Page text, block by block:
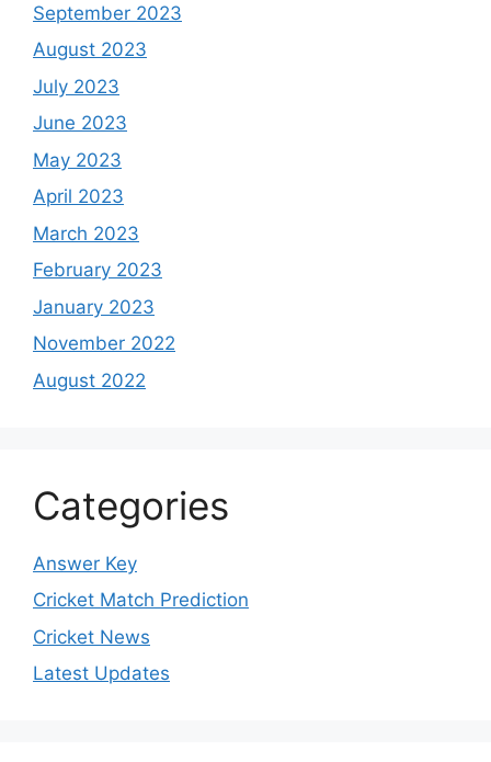
September 2023
August 2023
July 2023
June 2023
May 2023
April 2023
March 2023
February 2023
January 2023
November 2022
August 2022
Categories
Answer Key
Cricket Match Prediction
Cricket News
Latest Updates